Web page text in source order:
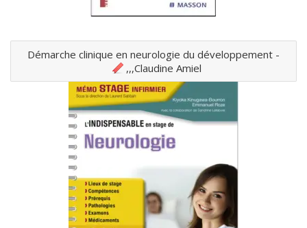
Démarche clinique en neurologie du développement -
Claudine Amiel,,,